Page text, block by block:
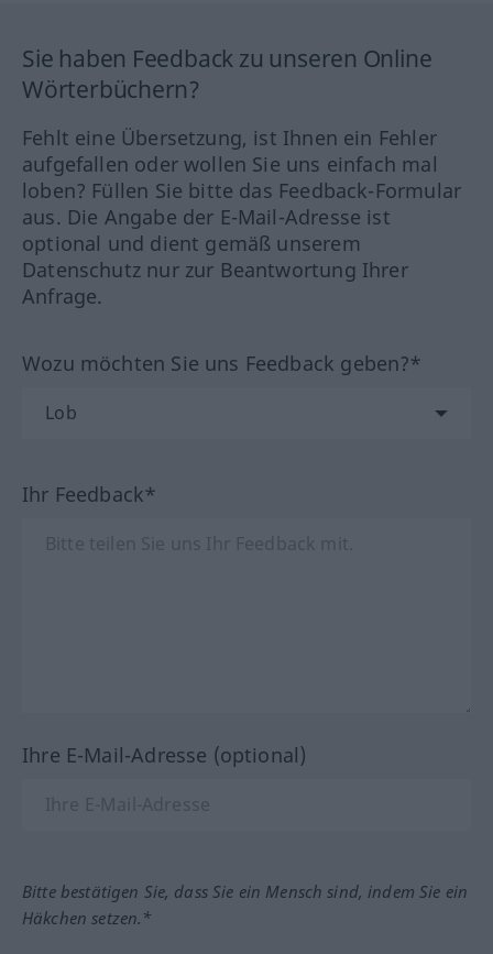
Sie haben Feedback zu unseren Online
Wörterbüchern?
Fehlt eine Übersetzung, ist Ihnen ein Fehler
aufgefallen oder wollen Sie uns einfach mal
loben? Füllen Sie bitte das Feedback-Formular
aus. Die Angabe der E-Mail-Adresse ist
optional und dient gemäß unserem
Datenschutz nur zur Beantwortung Ihrer
Anfrage.
Wozu möchten Sie uns Feedback geben?*
Ihr Feedback*
Ihre E-Mail-Adresse (optional)
Bitte bestätigen Sie, dass Sie ein Mensch sind, indem Sie ein
Häkchen setzen.*